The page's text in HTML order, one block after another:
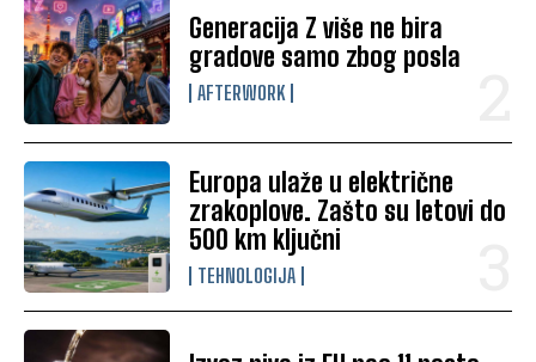
Generacija Z više ne bira
gradove samo zbog posla
AFTERWORK
Europa ulaže u električne
zrakoplove. Zašto su letovi do
500 km ključni
TEHNOLOGIJA